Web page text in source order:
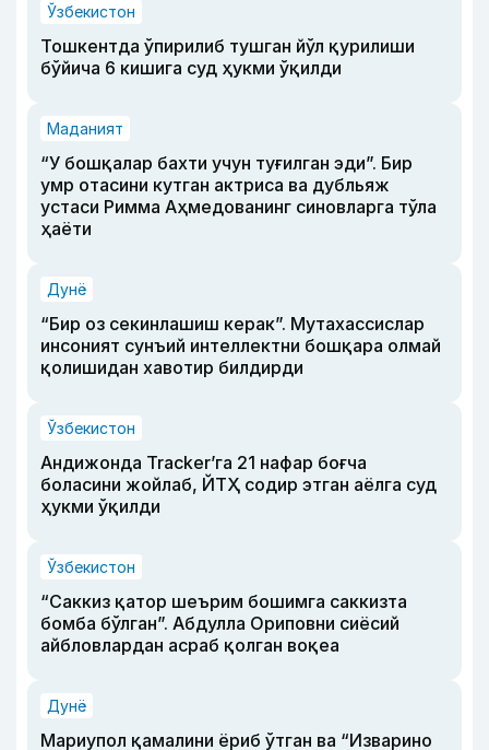
Ўзбекистон
Тошкентда ўпирилиб тушган йўл қурилиши
бўйича 6 кишига суд ҳукми ўқилди
Маданият
“У бошқалар бахти учун туғилган эди”. Бир
умр отасини кутган актриса ва дубльяж
устаси Римма Аҳмедованинг синовларга тўла
ҳаёти
Дунё
“Бир оз секинлашиш керак”. Мутахассислар
инсоният сунъий интеллектни бошқара олмай
қолишидан хавотир билдирди
Ўзбекистон
Андижонда Tracker’га 21 нафар боғча
боласини жойлаб, ЙТҲ содир этган аёлга суд
ҳукми ўқилди
Ўзбекистон
“Саккиз қатор шеърим бошимга саккизта
бомба бўлган”. Абдулла Ориповни сиёсий
айбловлардан асраб қолган воқеа
Дунё
Мариупол қамалини ёриб ўтган ва “Изварино